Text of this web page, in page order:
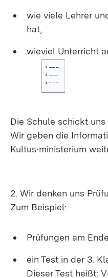
wie viele Lehrer
hat,
wieviel Unterricht
Die Schule schickt
Wir geben die
Kultus∙ministerium
2. Wir denken uns
Zum Beispiel:
Prüfungen am
ein Test in der 3.
Dieser Test heißt: